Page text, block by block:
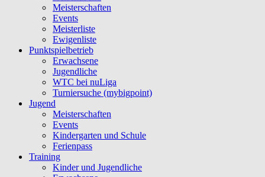
Meisterschaften
Events
Meisterliste
Ewigenliste
Punktspielbetrieb
Erwachsene
Jugendliche
WTC bei nuLiga
Turniersuche (mybigpoint)
Jugend
Meisterschaften
Events
Kindergarten und Schule
Ferienpass
Training
Kinder und Jugendliche